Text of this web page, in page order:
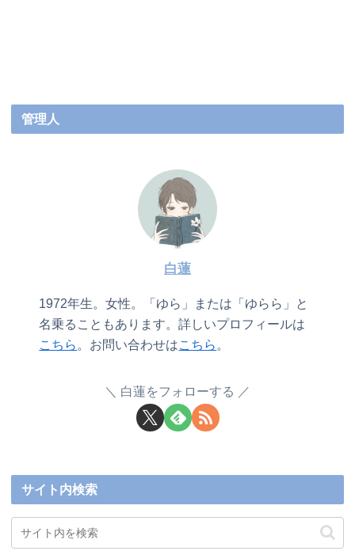
管理人
白蓮
1972年生。女性。「ゆら」または「ゆらら」と
名乗ることもあります。詳しいプロフィールは
こちら 。お問い合わせはこちら 。
白蓮をフォローする
サイト内検索